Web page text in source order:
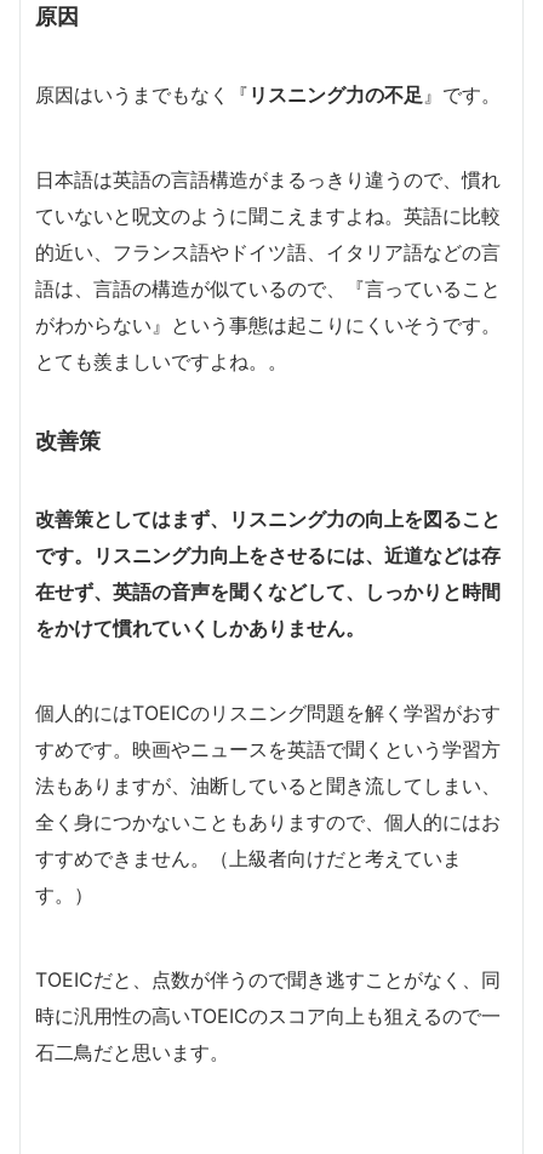
原因
原因はいうまでもなく『 リスニング力の不足 』です。
日本語は英語の言語構造がまるっきり違うので、慣れ
ていないと呪文のように聞こえますよね。英語に比較
的近い、フランス語やドイツ語、イタリア語などの言
語は、言語の構造が似ているので、『言っていること
がわからない』という事態は起こりにくいそうです。
とても羨ましいですよね。。
改善策
改善策としてはまず、リスニング力の向上を図ること
です。リスニング力向上をさせるには、近道などは存
在せず、英語の音声を聞くなどして、しっかりと時間
をかけて慣れていくしかありません。
個人的にはTOEICのリスニング問題を解く学習がおす
すめです。映画やニュースを英語で聞くという学習方
法もありますが、油断していると聞き流してしまい、
全く身につかないこともありますので、個人的にはお
すすめできません。（上級者向けだと考えていま
す。）
TOEICだと、点数が伴うので聞き逃すことがなく、同
時に汎用性の高いTOEICのスコア向上も狙えるので一
石二鳥だと思います。